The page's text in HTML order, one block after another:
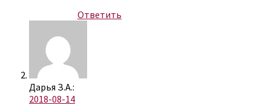
Ответить
Дарья З.А.:
2018-08-14